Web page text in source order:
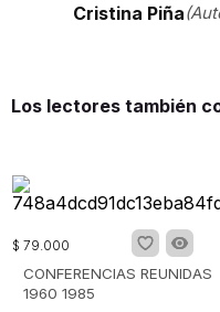
Cristina Piña
Los lectores también
$ 79.000
CONFERENCIAS REUNIDAS
1960 1985